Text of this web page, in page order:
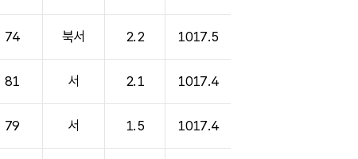
74 북서 2.2 1017.5
81 서 2.1 1017.4
79 서 1.5 1017.4